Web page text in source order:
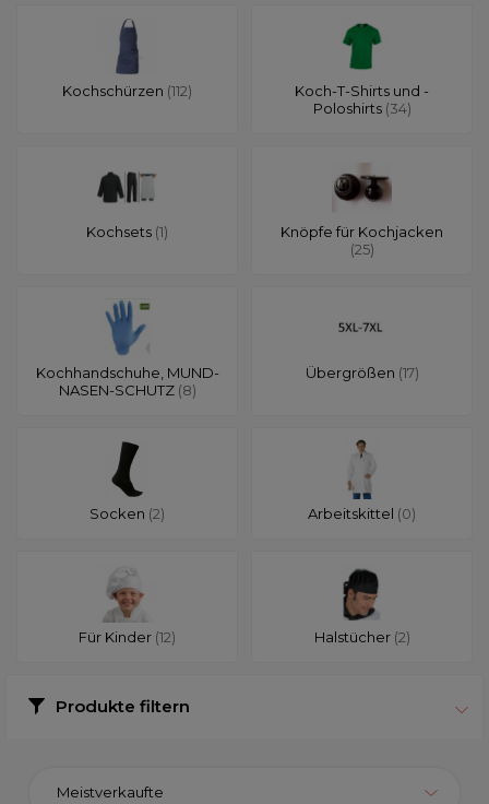
Kochschürzen (112)
Koch-T-Shirts und -
Poloshirts (34)
Kochsets (1)
Knöpfe für Kochjacken
(25)
Kochhandschuhe, MUND-
NASEN-SCHUTZ (8)
Übergrößen (17)
Socken (2) Arbeitskittel (0)
Für Kinder (12) Halstücher (2)
Produkte filtern
Meistverkaufte